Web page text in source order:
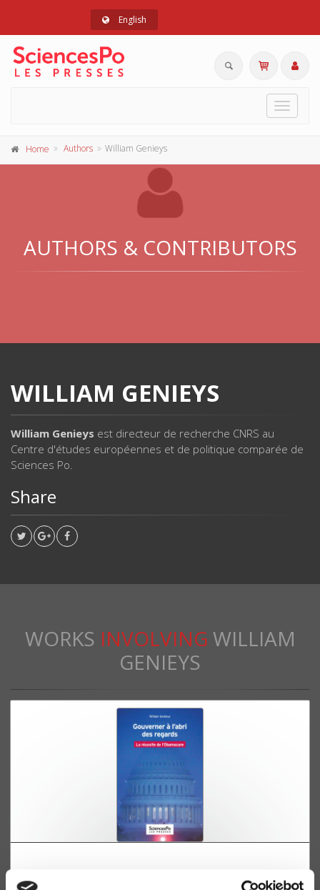
English
Toggle
Home Authors William Genieys
AUTHORS & CONTRIBUTORS
WILLIAM GENIEYS
William Genieys est directeur de recherche CNRS au
Centre d'études européennes et de politique comparée de
Sciences Po.
Share
WORKS INVOLVING WILLIAM
GENIEYS
La réussite de l'Obamacare